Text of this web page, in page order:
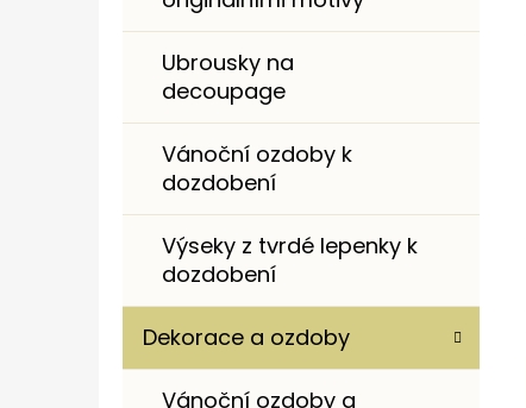
Ubrousky na
decoupage
Vánoční ozdoby k
dozdobení
Výseky z tvrdé lepenky k
dozdobení
Dekorace a ozdoby
Vánoční ozdoby a